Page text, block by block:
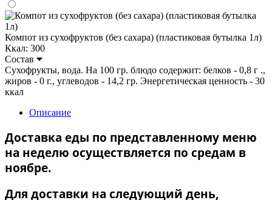
Компот из сухофруктов (без сахара) (пластиковая бутылка 1л)
Ккал: 300
Состав
Сухофрукты, вода. На 100 гр. блюдо содержит: белков - 0,8 г .,
жиров - 0 г., углеводов - 14,2 гр. Энергетическая ценность - 30
ккал
Описание
Доставка еды по представленному меню
на неделю осуществляется по средам в
ноябре.
Для доставки на следующий день,